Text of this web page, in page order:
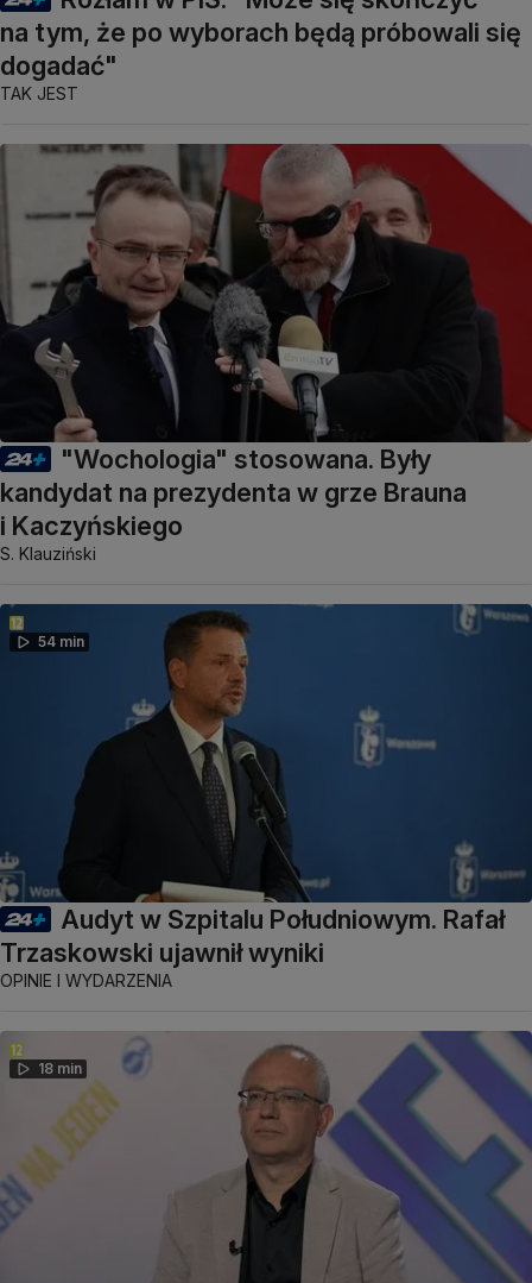
na tym, że po wyborach będą próbowali się
dogadać"
TAK JEST
"Wochologia" stosowana. Były
kandydat na prezydenta w grze Brauna
i Kaczyńskiego
S. Klauziński
54 min
Audyt w Szpitalu Południowym. Rafał
Trzaskowski ujawnił wyniki
OPINIE I WYDARZENIA
18 min